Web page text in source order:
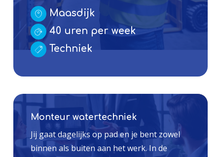
Maasdijk
40 uren per week
Techniek
Monteur watertechniek
Jij gaat dagelijks op pad en je bent zowel
binnen als buiten aan het werk. In de